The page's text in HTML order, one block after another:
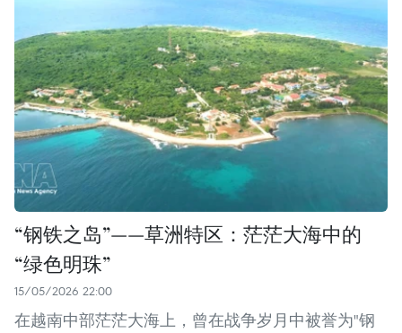
“钢铁之岛”——草洲特区：茫茫大海中的
“绿色明珠”
15/05/2026 22:00
在越南中部茫茫大海上，曾在战争岁月中被誉为"钢